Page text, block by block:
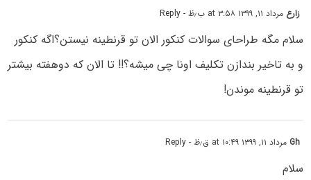
زارع مرداد ۱۱, ۱۳۹۹ at ۳:۵۸ ب٫ظ - Reply
سلام مگه طراحای سوالات کنکور الان تو قرنطینه نیستن؟اگه کنکور
و به تاخیر بندازن تکلیف اونا چی میشه؟!! تا الان که دوهفته بیشتر
تو قرنطینه موندن!
Gh مرداد ۱۱, ۱۳۹۹ at ۱۰:۴۹ ق٫ظ - Reply
سلام